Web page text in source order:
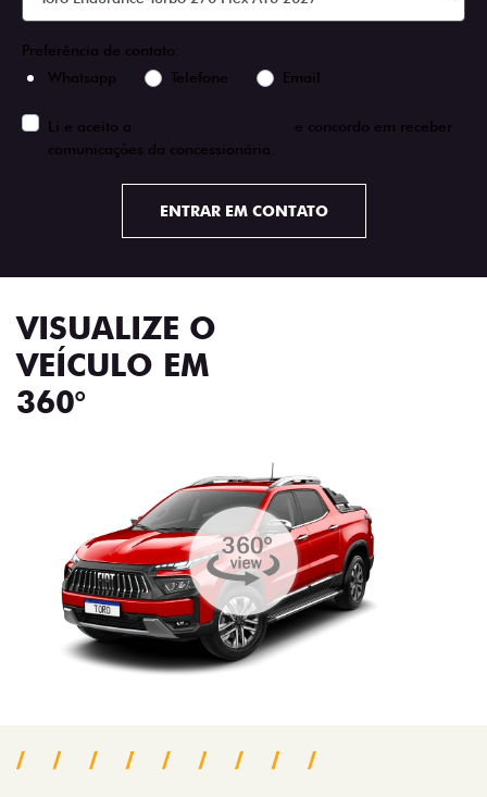
Preferência de contato:
Whatsapp
Telefone Email
Li e aceito a
e concordo em receber
comunicações da concessionária.
ENTRAR EM CONTATO
VISUALIZE O
VEÍCULO EM
360°